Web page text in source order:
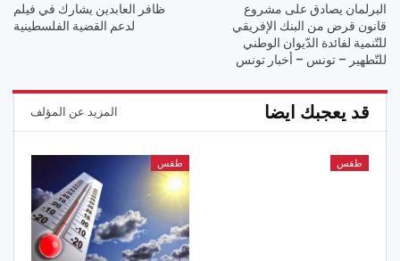
البرلمان يصادق على مشروع
قانون قرض من البنك الإفريقي
للتّنمية لفائدة الدّيوان الوطني
للتّطهير – تونس – أخبار تونس
ظافر العابدين يشارك في فيلم
لدعم القضية الفلسطينية
قد يعجبك ايضا المزيد عن المؤلف
طقس طقس